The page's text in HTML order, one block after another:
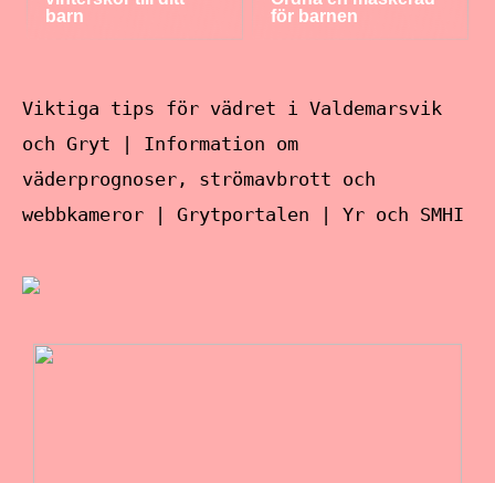
barn
för barnen
Viktiga tips för vädret i Valdemarsvik
och Gryt | Information om
väderprognoser, strömavbrott och
webbkameror | Grytportalen | Yr och SMHI